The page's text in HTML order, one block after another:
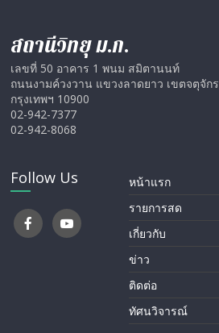
สถานีวิทยุ ม.ก.
เลขที่ 50 อาคาร 1 พนม สมิตานนท์
ถนนงามค์วงวาน แขวงลาดยาว เขตจตุจักร
กรุงเทพฯ 10900
02-942-7377
02-942-8068
Follow Us
หน้าแรก
รายการสด
เกี่ยวกับ
ข่าว
ติดต่อ
ทัศนวิจารณ์